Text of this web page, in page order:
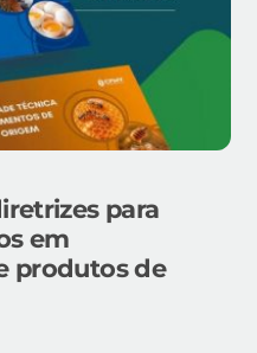
para
em
produtos de